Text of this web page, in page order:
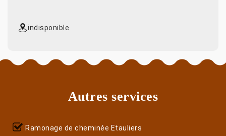
indisponible
Autres services
Ramonage de cheminée Etauliers